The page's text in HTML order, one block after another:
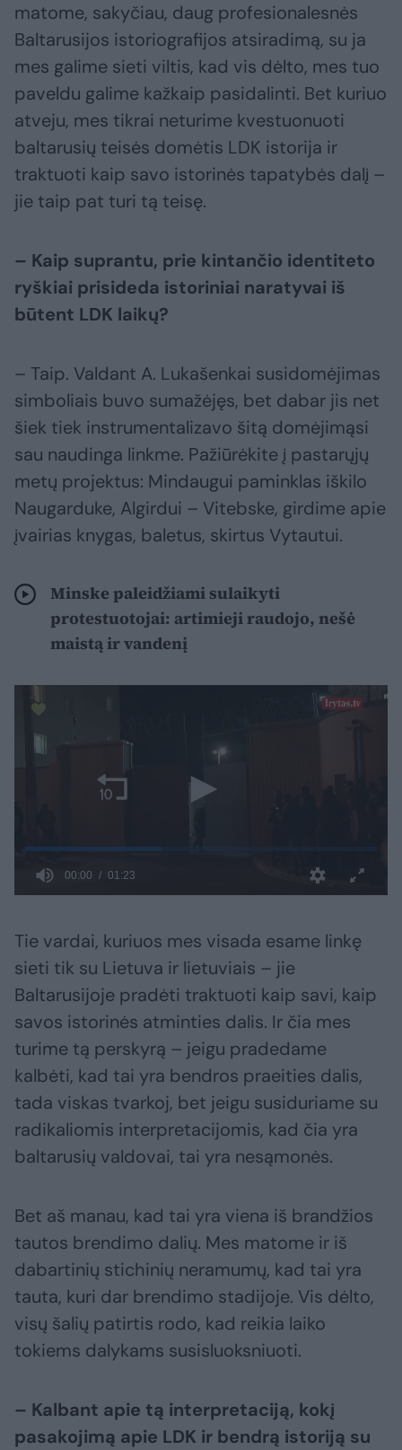
matome, sakyčiau, daug profesionalesnės
Baltarusijos istoriografijos atsiradimą, su ja
mes galime sieti viltis, kad vis dėlto, mes tuo
paveldu galime kažkaip pasidalinti. Bet kuriuo
atveju, mes tikrai neturime kvestuonuoti
baltarusių teisės domėtis LDK istorija ir
traktuoti kaip savo istorinės tapatybės dalį –
jie taip pat turi tą teisę.
– Kaip suprantu, prie kintančio identiteto
ryškiai prisideda istoriniai naratyvai iš
būtent LDK laikų?
– Taip. Valdant A. Lukašenkai susidomėjimas
simboliais buvo sumažėjęs, bet dabar jis net
šiek tiek instrumentalizavo šitą domėjimąsi
sau naudinga linkme. Pažiūrėkite į pastarųjų
metų projektus: Mindaugui paminklas iškilo
Naugarduke, Algirdui – Vitebske, girdime apie
įvairias knygas, baletus, skirtus Vytautui.
Minske paleidžiami sulaikyti
protestuotojai: artimieji raudojo, nešė
maistą ir vandenį
Tie vardai, kuriuos mes visada esame linkę
sieti tik su Lietuva ir lietuviais – jie
Baltarusijoje pradėti traktuoti kaip savi, kaip
savos istorinės atminties dalis. Ir čia mes
turime tą perskyrą – jeigu pradedame
kalbėti, kad tai yra bendros praeities dalis,
tada viskas tvarkoj, bet jeigu susiduriame su
radikaliomis interpretacijomis, kad čia yra
baltarusių valdovai, tai yra nesąmonės.
Bet aš manau, kad tai yra viena iš brandžios
tautos brendimo dalių. Mes matome ir iš
dabartinių stichinių neramumų, kad tai yra
tauta, kuri dar brendimo stadijoje. Vis dėlto,
visų šalių patirtis rodo, kad reikia laiko
tokiems dalykams susisluoksniuoti.
– Kalbant apie tą interpretaciją, kokį
pasakojimą apie LDK ir bendrą istoriją su